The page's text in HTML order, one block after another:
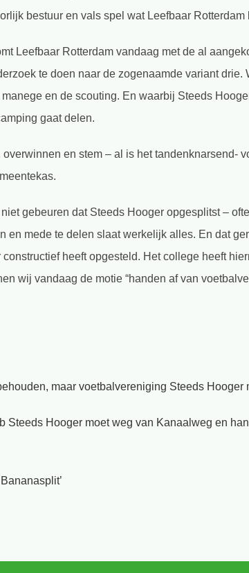
bestuur en vals spel wat Leefbaar Rotterdam
Leefbaar Rotterdam vandaag met de al
te doen naar de zogenaamde variant drie.
en de scouting. En waarbij Steeds
gaat delen.
en stem – al is het tandenknarsend-
gebeuren dat Steeds Hooger opgesplitst –
en mede te delen slaat werkelijk alles. En dat
heeft opgesteld. Het college heeft
wij vandaag de motie “handen af van
maar voetbalvereniging Steeds Hooger
Steeds Hooger moet weg van Kanaalweg en